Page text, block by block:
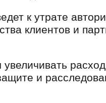
к утрате
клиентов и
и